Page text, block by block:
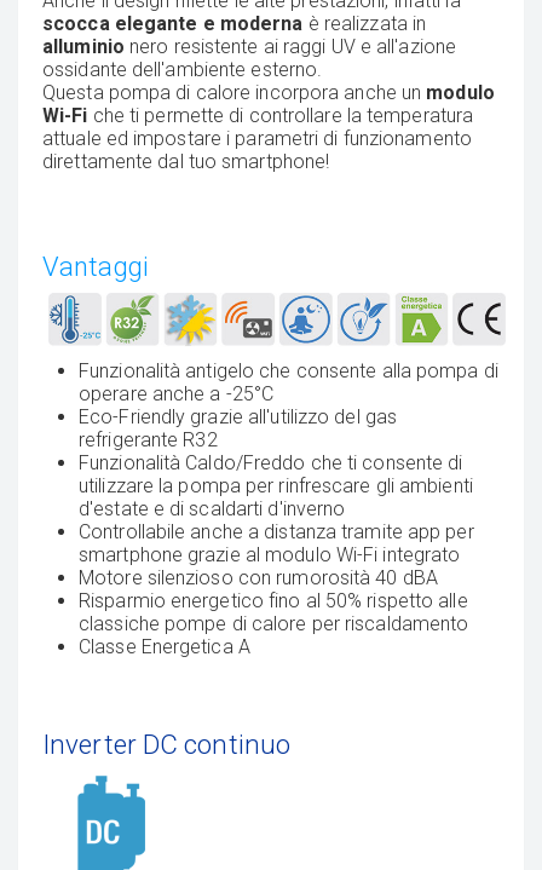
scocca elegante e moderna è realizzata in
alluminio nero resistente ai raggi UV e all'azione
ossidante dell'ambiente esterno.
Questa pompa di calore incorpora anche un modulo
Wi-Fi che ti permette di controllare la temperatura
attuale ed impostare i parametri di funzionamento
direttamente dal tuo smartphone!
Vantaggi
Funzionalità antigelo che consente alla pompa di
operare anche a -25°C
Eco-Friendly grazie all'utilizzo del gas
refrigerante R32
Funzionalità Caldo/Freddo che ti consente di
utilizzare la pompa per rinfrescare gli ambienti
d'estate e di scaldarti d'inverno
Controllabile anche a distanza tramite app per
smartphone grazie al modulo Wi-Fi integrato
Motore silenzioso con rumorosità 40 dBA
Risparmio energetico fino al 50% rispetto alle
classiche pompe di calore per riscaldamento
Classe Energetica A
Inverter DC continuo